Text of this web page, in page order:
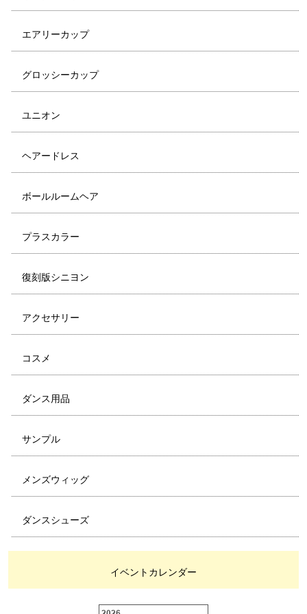
エアリーカップ
グロッシーカップ
ユニオン
ヘアードレス
ボールルームヘア
プラスカラー
復刻版シニヨン
アクセサリー
コスメ
ダンス用品
サンプル
メンズウィッグ
ダンスシューズ
イベントカレンダー